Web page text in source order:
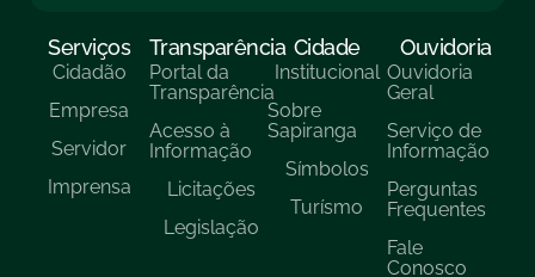
Serviços
Cidadão
Empresa
Servidor
Imprensa
Transparência
Portal da
Transparência
Acesso à
Informação
Licitações
Legislação
Cidade
Institucional
Sobre
Sapiranga
Símbolos
Turísmo
Ouvidoria
Ouvidoria
Geral
Serviço de
Informação
Perguntas
Frequentes
Fale
Conosco